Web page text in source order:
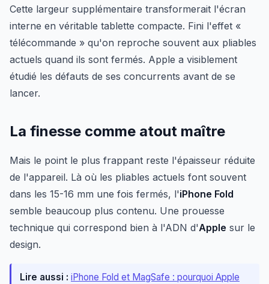
Cette largeur supplémentaire transformerait l'écran
interne en véritable tablette compacte. Fini l'effet «
télécommande » qu'on reproche souvent aux pliables
actuels quand ils sont fermés. Apple a visiblement
étudié les défauts de ses concurrents avant de se
lancer.
La finesse comme atout maître
Mais le point le plus frappant reste l'épaisseur réduite
de l'appareil. Là où les pliables actuels font souvent
dans les 15-16 mm une fois fermés, l'iPhone Fold
semble beaucoup plus contenu. Une prouesse
technique qui correspond bien à l'ADN d'Apple sur le
design.
Lire aussi : iPhone Fold et MagSafe : pourquoi Apple